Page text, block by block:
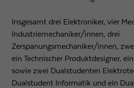
Insgesamt drei Elektroniker, vier
Industriemechaniker/innen, drei
Zerspanungsmechaniker/innen,
ein Technischer Produktdesigner,
sowie zwei Dualstudenten
Dualstudent Informatik und ein